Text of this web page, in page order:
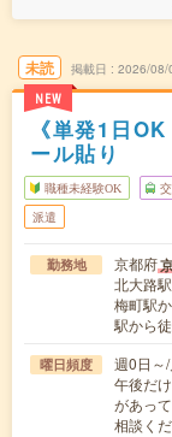
未読
NEW
掲載日 2026/08/
《単発1日
ール貼り
職種未経験OK
派遣
勤務地 京都府
北大路
梅町駅
駅から
曜日頻度
週0日～
午後だ
があっ
相談く